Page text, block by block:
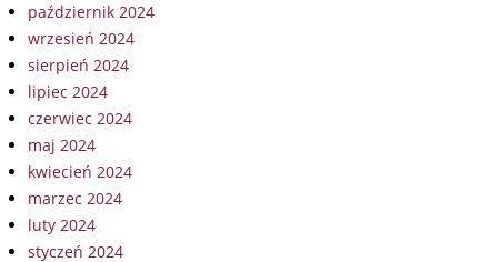
październik 2024
wrzesień 2024
sierpień 2024
lipiec 2024
czerwiec 2024
maj 2024
kwiecień 2024
marzec 2024
luty 2024
styczeń 2024